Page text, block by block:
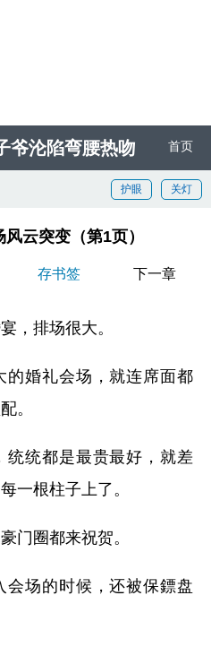
爷沦陷弯腰热吻 首页
关灯
护眼
云突变（第1页）
存书签 下一章
，排场很大。
的婚礼会场，就连席面都
。
统统都是最贵最好，就差
一根柱子上了。
门圈都来祝贺。
会场的时候，还被保鏢盘